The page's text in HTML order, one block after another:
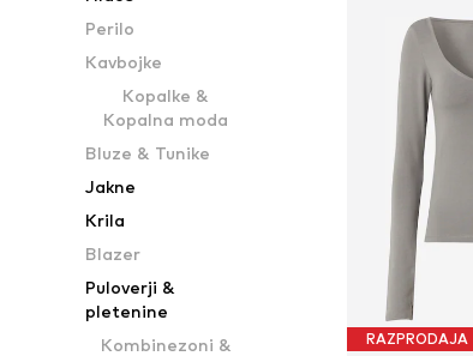
Perilo
Kavbojke
Kopalke &
Kopalna moda
Bluze & Tunike
Jakne
Krila
Blazer
Puloverji &
pletenine
Kombinezoni &
RAZPRODAJA